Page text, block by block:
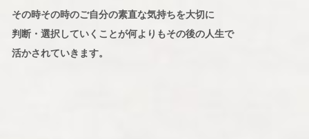
その時その時のご自分の素直な気持ちを大切に
判断・選択していくことが何よりもその後の人生で
活かされていきます。